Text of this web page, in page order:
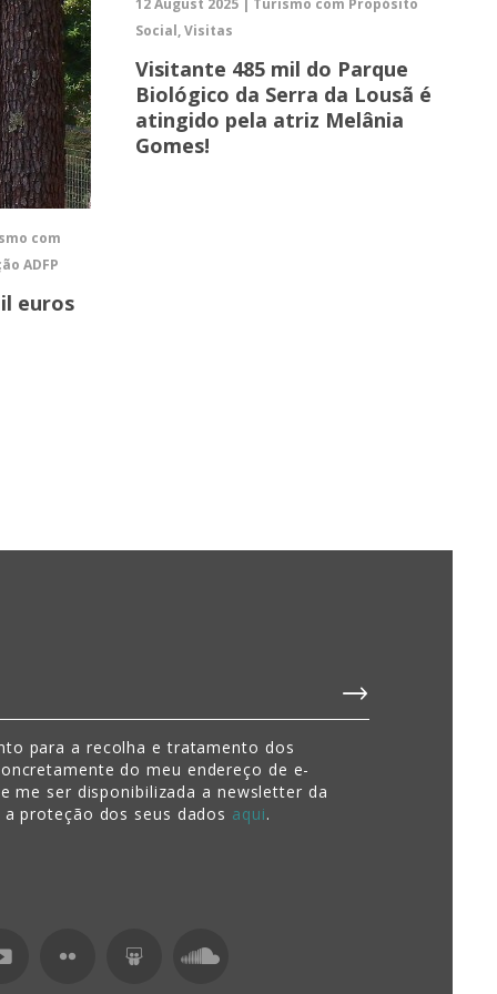
com
ADFP
euros
12 August 2025 | Turismo com Propósito
Social, Visitas
Visitante 485 mil do Parque
Biológico da Serra da Lousã é
atingido pela atriz Melânia
Gomes!
para a recolha e tratamento dos
do meu endereço de e-
me ser disponibilizada a newsletter da
proteção dos seus dados aqui.